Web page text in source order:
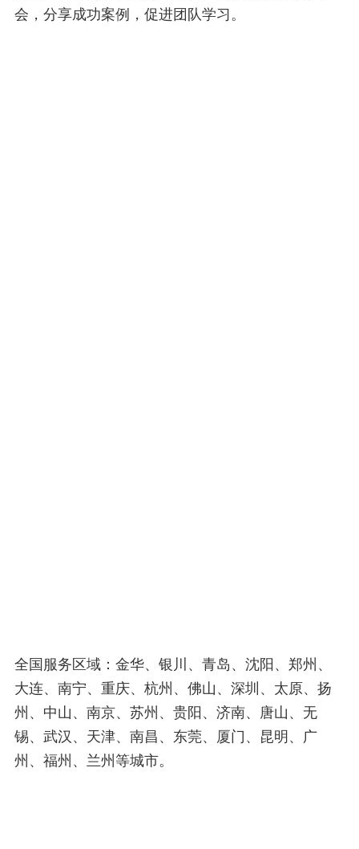
会，分享成功案例，促进团队学习。
全国服务区域：金华、银川、青岛、沈阳、郑州、
大连、南宁、重庆、杭州、佛山、深圳、太原、扬
州、中山、南京、苏州、贵阳、济南、唐山、无
锡、武汉、天津、南昌、东莞、厦门、昆明、广
州、福州、兰州等城市。